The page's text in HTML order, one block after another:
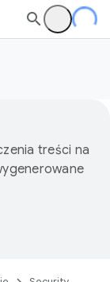
treści na